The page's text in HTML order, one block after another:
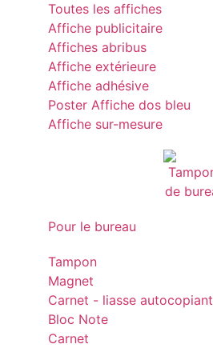
Toutes les affiches
Affiche publicitaire
Affiches abribus
Affiche extérieure
Affiche adhésive
Poster Affiche dos bleu
Affiche sur-mesure
Pour le bureau
Tampon
Magnet
Carnet - liasse autocopiant
Bloc Note
Carnet